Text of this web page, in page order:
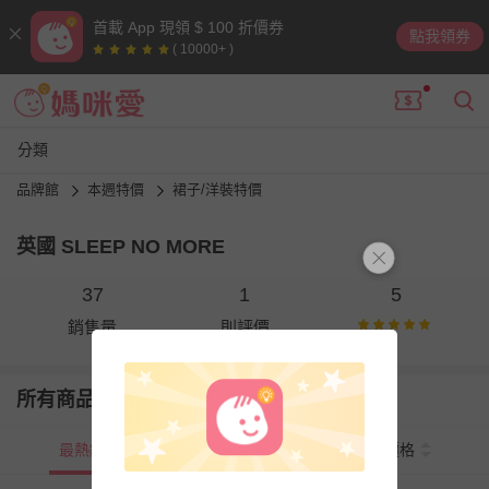
首載 App 現領 $ 100 折價券
( 10000+ )
點我領券
分類
品牌館 本週特價 裙子/洋裝特價
英國 SLEEP NO MORE
37
銷售量
1
則評價
5
所有商品
最熱銷 新上市 價格